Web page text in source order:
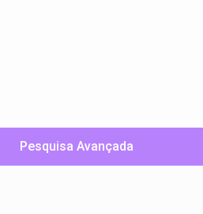
Pesquisa Avançada